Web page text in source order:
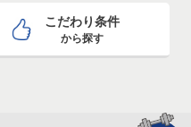
こだわり条件
から探す